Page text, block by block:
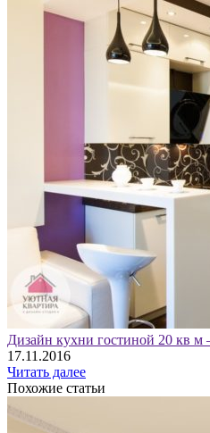
Дизайн кухни гостиной 20 кв
17.11.2016
Читать далее
Похожие статьи